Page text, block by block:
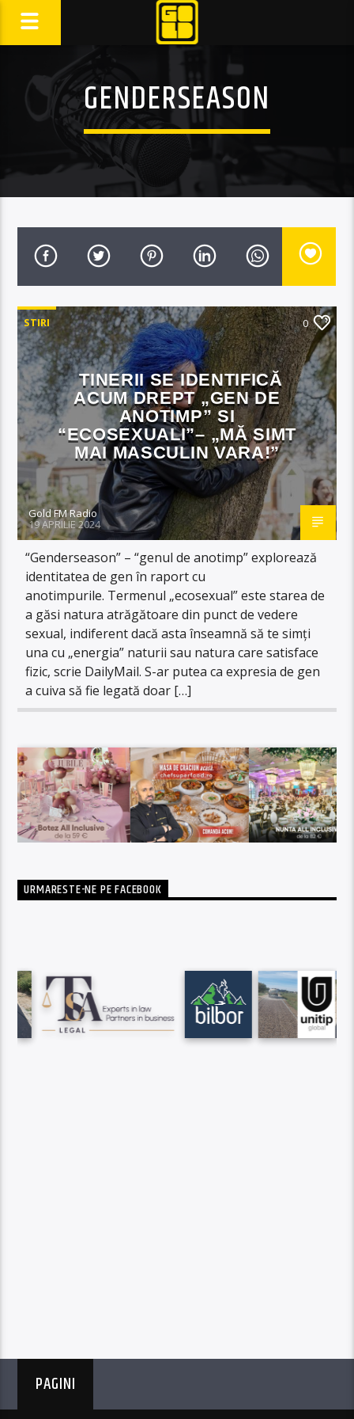
GENDERSEASON
STIRI 0
TINERII SE IDENTIFICĂ
ACUM DREPT „GEN DE
ANOTIMP” SI
“ECOSEXUALI”– „MĂ SIMT
MAI MASCULIN VARA!”
Gold FM Radio
19 APRILIE 2024
“Genderseason” – “genul de anotimp” explorează
identitatea de gen în raport cu
anotimpurile. Termenul „ecosexual” este starea de
a găsi natura atrăgătoare din punct de vedere
sexual, indiferent dacă asta înseamnă să te simți
una cu „energia” naturii sau natura care satisface
fizic, scrie DailyMail. S-ar putea ca expresia de gen
a cuiva să fie legată doar […]
URMARESTE-NE PE FACEBOOK
PAGINI